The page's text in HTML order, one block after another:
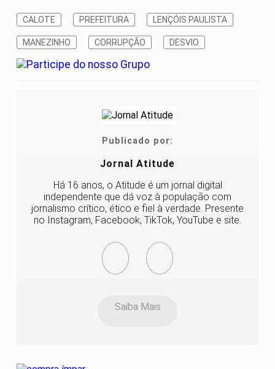
CALOTE PREFEITURA LENÇÓIS PAULISTA
MANEZINHO CORRUPÇÃO DESVIO
Publicado por:
Jornal Atitude
Há 16 anos, o Atitude é um jornal digital
independente que dá voz à população com
jornalismo crítico, ético e fiel à verdade. Presente
no Instagram, Facebook, TikTok, YouTube e site.
Saiba Mais